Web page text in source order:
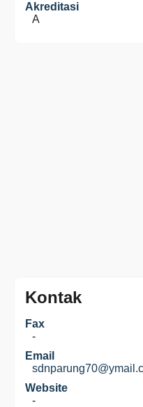
Akreditasi
A
Kontak
Fax
-
Email
Website
-